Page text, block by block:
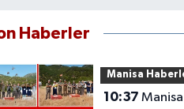
Haberler
Manisa
10:37 Manisa'da Üç